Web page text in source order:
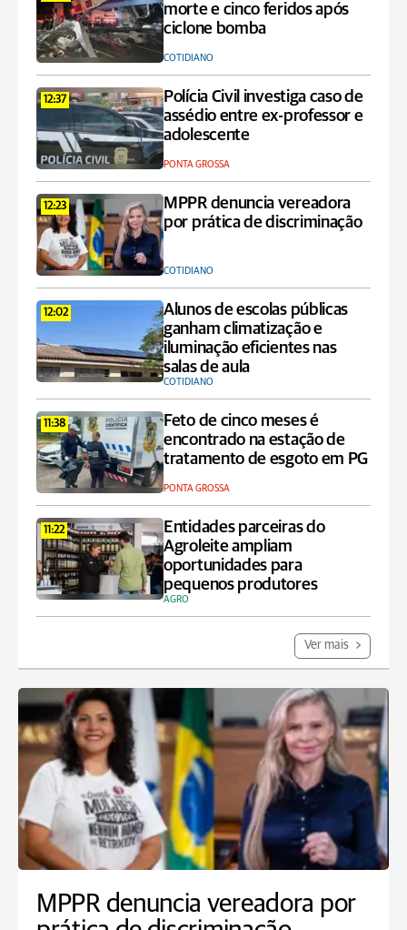
morte e cinco feridos após
ciclone bomba
COTIDIANO
12:37
Polícia Civil investiga caso de
assédio entre ex-professor e
adolescente
PONTA GROSSA
12:23
MPPR denuncia vereadora
por prática de discriminação
COTIDIANO
12:02
Alunos de escolas públicas
ganham climatização e
iluminação eficientes nas
salas de aula
COTIDIANO
11:38
Feto de cinco meses é
encontrado na estação de
tratamento de esgoto em PG
PONTA GROSSA
11:22
Entidades parceiras do
Agroleite ampliam
oportunidades para
pequenos produtores
AGRO
Ver mais
MPPR denuncia vereadora por